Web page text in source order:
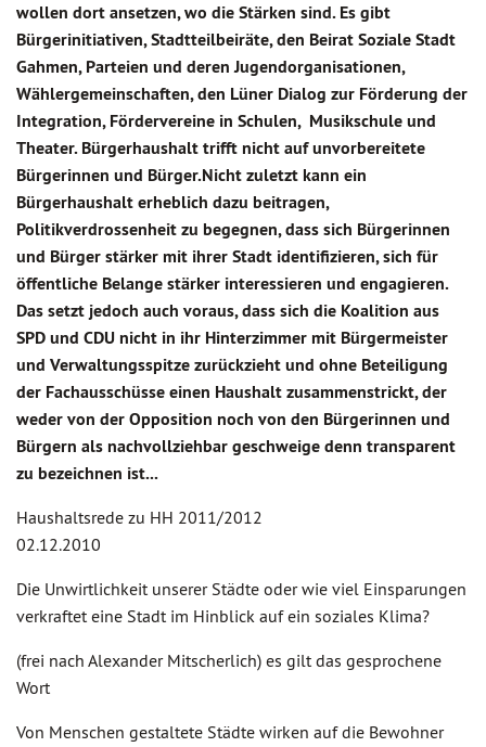
wollen dort ansetzen, wo die Stärken sind. Es gibt
Bürgerinitiativen, Stadtteilbeiräte, den Beirat Soziale Stadt
Gahmen, Parteien und deren Jugendorganisationen,
Wählergemeinschaften, den Lüner Dialog zur Förderung der
Integration, Fördervereine in Schulen, Musikschule und
Theater. Bürgerhaushalt trifft nicht auf unvorbereitete
Bürgerinnen und Bürger.Nicht zuletzt kann ein
Bürgerhaushalt erheblich dazu beitragen,
Politikverdrossenheit zu begegnen, dass sich Bürgerinnen
und Bürger stärker mit ihrer Stadt identifizieren, sich für
öffentliche Belange stärker interessieren und engagieren.
Das setzt jedoch auch voraus, dass sich die Koalition aus
SPD und CDU nicht in ihr Hinterzimmer mit Bürgermeister
und Verwaltungsspitze zurückzieht und ohne Beteiligung
der Fachausschüsse einen Haushalt zusammenstrickt, der
weder von der Opposition noch von den Bürgerinnen und
Bürgern als nachvollziehbar geschweige denn transparent
zu bezeichnen ist...
Haushaltsrede zu HH 2011/2012
02.12.2010
Die Unwirtlichkeit unserer Städte oder wie viel Einsparungen
verkraftet eine Stadt im Hinblick auf ein soziales Klima?
(frei nach Alexander Mitscherlich) es gilt das gesprochene
Wort
Von Menschen gestaltete Städte wirken auf die Bewohner